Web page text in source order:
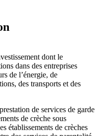
dont le
dans des entreprises
de l’énergie, de
des transports et des
de services de garde
de crèche sous
établissements de crèches